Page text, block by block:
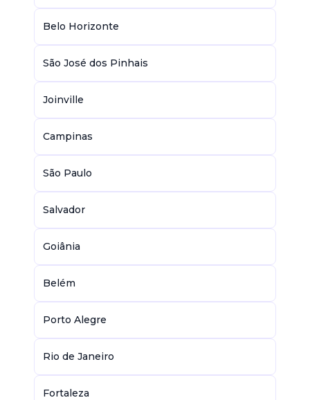
Belo Horizonte
São José dos Pinhais
Joinville
Campinas
São Paulo
Salvador
Goiânia
Belém
Porto Alegre
Rio de Janeiro
Fortaleza